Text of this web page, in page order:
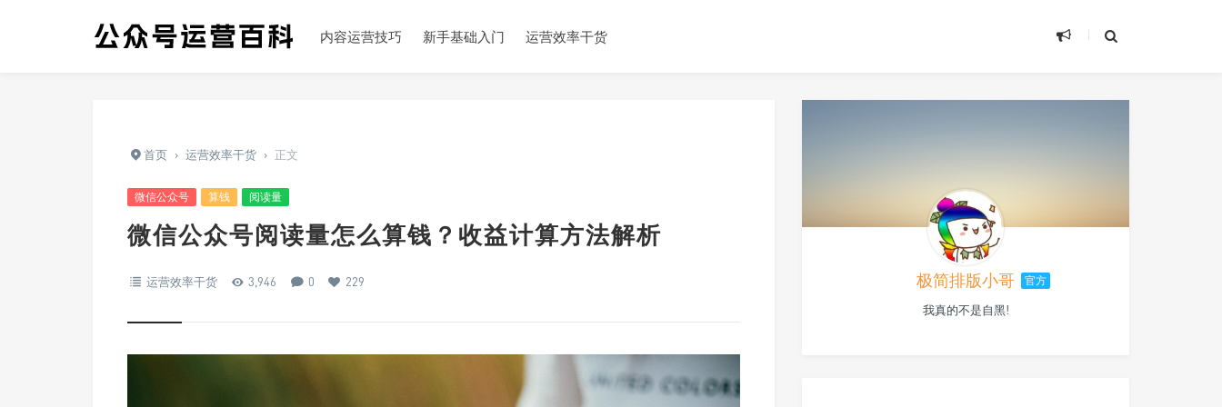
内容运营技巧 新手基础入门 运营效率干货
首页 › 运营效率干货 › 正文
微信公众号 算钱 阅读量
微信公众号阅读量怎么算钱？收益计算方法解析
运营效率干货 3,946 0 229 极简排版小哥 官方
我真的不是自黑!